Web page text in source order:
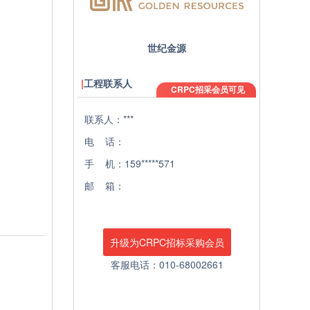
世纪金源
工程联系人 CRPC招采会员可见
联系人：***
电 话：
手 机：159*****571
邮 箱：
升级为CRPC招标采购会员
客服电话：010-68002661